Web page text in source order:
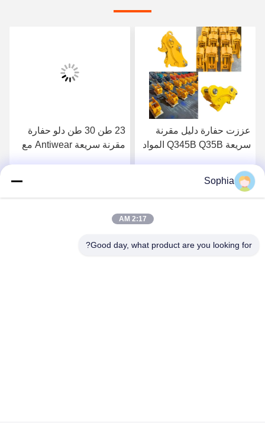
عززت حفارة دليل مقرنة
سريعة Q345B Q35B المواد
احصل على افضل سعر
23 طن 30 طن دلو حفارة
مقرنة سريعة Antiwear مع
Sophia
2:17 AM
Good day, what product are you looking for?